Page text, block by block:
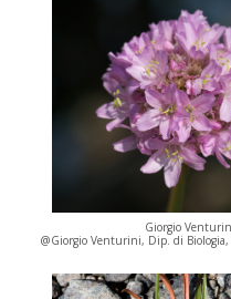
Giorgio
@Giorgio Venturini, Dip. di